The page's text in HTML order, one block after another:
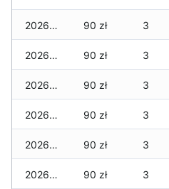
2026-07-13 90 zł 3
2026-07-12 90 zł 3
2026-07-11 90 zł 3
2026-07-10 90 zł 3
2026-07-09 90 zł 3
2026-07-08 90 zł 3